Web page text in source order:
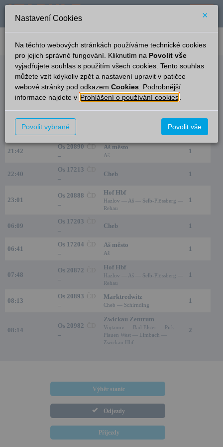
verze: 2.0.6 podpora: help-tabule@oltis.cz
English
Odjezdy
Františkovy Lázně
18:50
Čas/Aktuální Vlak/Linka Cíl/Přes Kolej
21:08
Os 17211
1
21:42
Os 20890 ČD
–
Aš město
Aš
1
22:40
Os 17213
–
Cheb 1
23:01
Os 20888 ČD
–
Hof Hbf
Hazlov — Aš — Selb-Plössberg —
Rehau
1
06:09
Os 17203
–
Cheb 1
06:41
Os 17204 ČD
–
Aš město
Aš
1
07:48
Os 20872
–
Hof Hbf
Hazlov — Aš — Selb-Plössberg —
Rehau
1
08:13
Os 20893 ČD
–
Marktredwitz
Cheb — Schirnding
1
08:14
Os 20982
–
Zwickau Zentrum
Vojtanov — Bad Elster — Pirk —
Plauen West — Limbach —
Zwickau Hbf
2
Výběr stanic
Odjezdy
Příjezdy
Nastavení Cookies ×
Na těchto webových stránkách používáme technické cookies
pro jejich správné fungování. Kliknutím na Povolit vše
vyjadřujete souhlas s použitím všech cookies. Tento souhlas
můžete vzít kdykoliv zpět a nastavení upravit v patičce
webové stránky pod odkazem Cookies . Podrobnější
informace najdete v Prohlášení o používání cookies
Povolit vybrané Povolit vše